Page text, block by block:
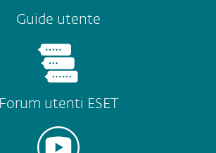
Guide utente
Forum utenti ESET